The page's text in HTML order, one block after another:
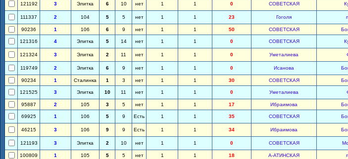
121192
3 Элитка 6 10 нет 1 1 0 СОВЕТСКАЯ
111337 2 104 5 5 нет 1 1 23 Гоголя
90236 1 106 6 9 нет 1 1 50 СОВЕТСКАЯ
121316 4 Элитка 5 14 нет 1 1 0 СОВЕТСКАЯ
121324 3 Элитка 2 11 нет 1 1 0 Уметалиева
119749 2 Элитка 6 9 нет 1 1 0 Исанова
90234 1 Сталинка 1 3 нет 1 1 30 СОВЕТСКАЯ
121525 3 Элитка 10 11 нет 1 1 0 Уметалиева
95887 2 105 3 5 нет 1 1 17 Ибраимова
69925 1 106 5 9 Есть 1 1 35 СОВЕТСКАЯ
46215 3 106 9 9 Есть 1 1 34 Ибраимова
121193 3 Элитка 2 10 нет 1 1 0 СОВЕТСКАЯ
100809 1 105 5 5 нет 1 1 18 А-АТИНСКАЯ